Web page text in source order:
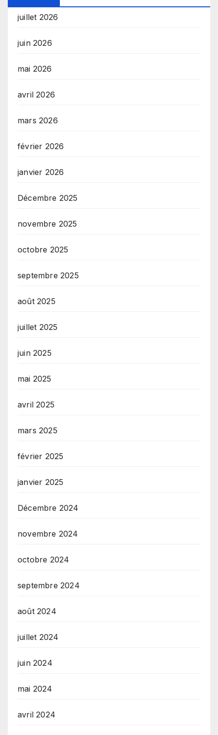
juillet 2026
juin 2026
mai 2026
avril 2026
mars 2026
février 2026
janvier 2026
Décembre 2025
novembre 2025
octobre 2025
septembre 2025
août 2025
juillet 2025
juin 2025
mai 2025
avril 2025
mars 2025
février 2025
janvier 2025
Décembre 2024
novembre 2024
octobre 2024
septembre 2024
août 2024
juillet 2024
juin 2024
mai 2024
avril 2024